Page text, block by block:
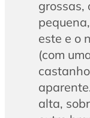
grossas,
este e o
(com
alta,